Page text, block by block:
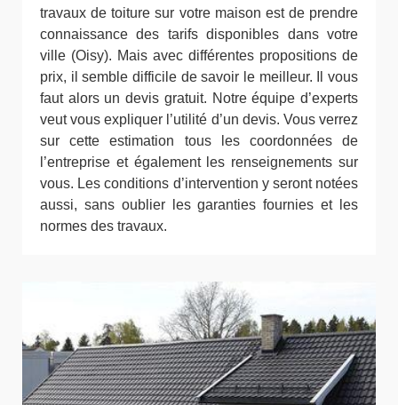
travaux de toiture sur votre maison est de prendre
connaissance des tarifs disponibles dans votre
ville (Oisy). Mais avec différentes propositions de
prix, il semble difficile de savoir le meilleur. Il vous
faut alors un devis gratuit. Notre équipe d’experts
veut vous expliquer l’utilité d’un devis. Vous verrez
sur cette estimation tous les coordonnées de
l’entreprise et également les renseignements sur
vous. Les conditions d’intervention y seront notées
aussi, sans oublier les garanties fournies et les
normes des travaux.